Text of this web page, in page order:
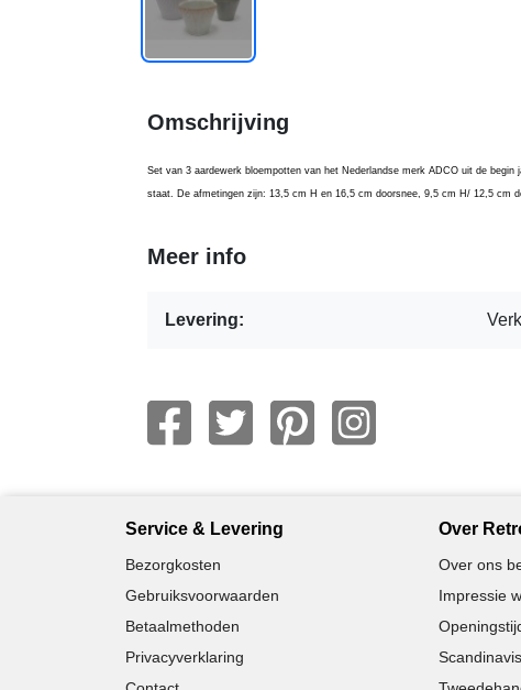
Omschrijving
Set van 3 aardewerk bloempotten van het Nederlandse merk ADCO uit de
staat. De afmetingen zijn: 13,5 cm H en 16,5 cm doorsnee, 9,5 cm H/ 12,5 cm
Meer info
Levering:
Service & Levering
Bezorgkosten
Gebruiksvoorwaarden
Betaalmethoden
Privacyverklaring
Over
Over ons
Impressie